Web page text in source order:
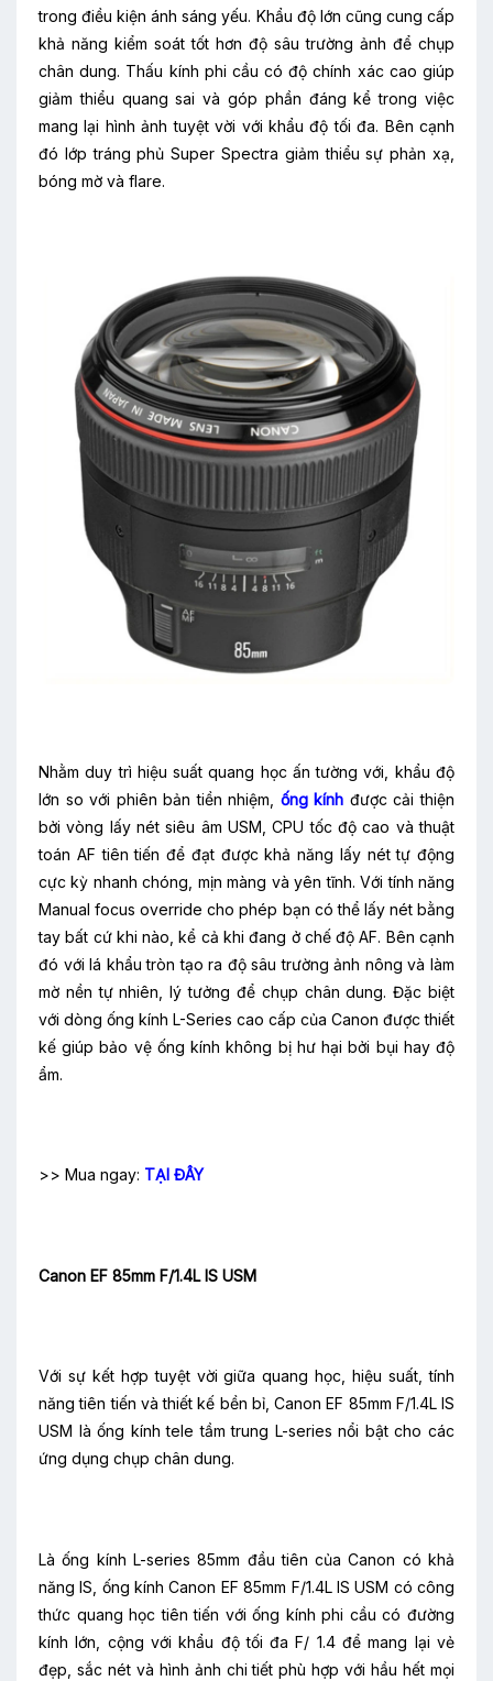
trong điều kiện ánh sáng yếu. Khẩu độ lớn cũng cung cấp
khả năng kiểm soát tốt hơn độ sâu trường ảnh để chụp
chân dung. Thấu kính phi cầu có độ chính xác cao giúp
giảm thiểu quang sai và góp phần đáng kể trong việc
mang lại hình ảnh tuyệt vời với khẩu độ tối đa. Bên cạnh
đó lớp tráng phủ Super Spectra giảm thiểu sự phản xạ,
bóng mờ và flare.
Nhằm duy trì hiệu suất quang học ấn tường với, khẩu độ
lớn so với phiên bản tiền nhiệm, ống kính được cải thiện
bởi vòng lấy nét siêu âm USM, CPU tốc độ cao và thuật
toán AF tiên tiến để đạt được khả năng lấy nét tự động
cực kỳ nhanh chóng, mịn màng và yên tĩnh. Với tính năng
Manual focus override cho phép bạn có thể lấy nét bằng
tay bất cứ khi nào, kể cả khi đang ở chế độ AF. Bên cạnh
đó với lá khẩu tròn tạo ra độ sâu trường ảnh nông và làm
mờ nền tự nhiên, lý tưởng để chụp chân dung. Đặc biệt
với dòng ống kính L-Series cao cấp của Canon được thiết
kế giúp bảo vệ ống kính không bị hư hại bởi bụi hay độ
ẩm.
>> Mua ngay: TẠI ĐÂY
Canon EF 85mm F/1.4L IS USM
Với sự kết hợp tuyệt vời giữa quang học, hiệu suất, tính
năng tiên tiến và thiết kế bền bỉ, Canon EF 85mm F/1.4L IS
USM là ống kính tele tầm trung L-series nổi bật cho các
ứng dụng chụp chân dung.
Là ống kính L-series 85mm đầu tiên của Canon có khả
năng IS, ống kính Canon EF 85mm F/1.4L IS USM có công
thức quang học tiên tiến với ống kính phi cầu có đường
kính lớn, cộng với khẩu độ tối đa F/ 1.4 để mang lại vẻ
đẹp, sắc nét và hình ảnh chi tiết phù hợp với hầu hết mọi